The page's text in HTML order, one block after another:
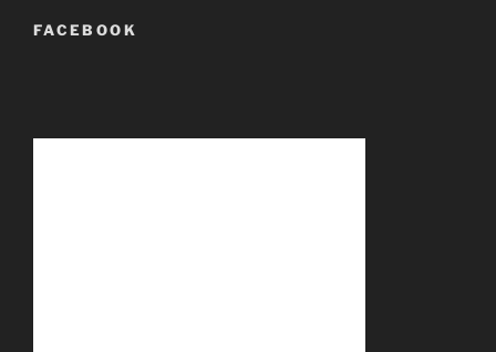
FACEBOOK